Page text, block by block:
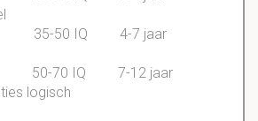
35-50 IQ 4-7 jaar
50-70 IQ 7-12 jaar
logisch